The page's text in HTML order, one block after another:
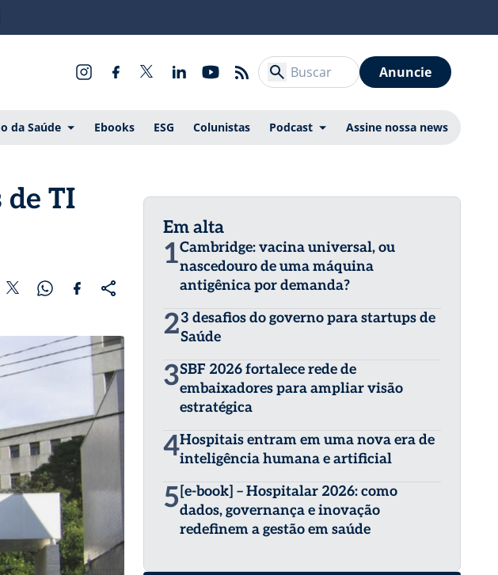
Anuncie
da Saúde Ebooks ESG Colunistas Podcast Assine nossa news
TI
Em alta
1Cambridge: vacina universal, ou
nascedouro de uma máquina
antigênica por demanda?
23 desafios do governo para startups de
Saúde
3SBF 2026 fortalece rede de
embaixadores para ampliar visão
estratégica
4Hospitais entram em uma nova era de
inteligência humana e artificial
5 [e-book] – Hospitalar 2026: como
dados, governança e inovação
redefinem a gestão em saúde